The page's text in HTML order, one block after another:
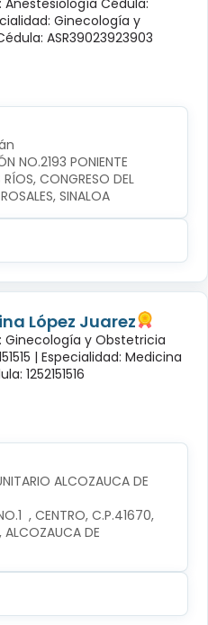
Anestesiología Cédula:
Ginecología y
ASR39023923903
NO.2193 PONIENTE
RÍOS, CONGRESO DEL
SINALOA
López Juarez
Ginecología y Obstetricia
| Especialidad: Medicina
1252151516
ALCOZAUCA DE
, CENTRO, C.P.41670,
ALCOZAUCA DE